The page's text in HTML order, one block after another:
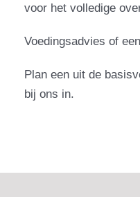
voor het volledige
Voedingsadvies of
Plan een uit de
bij ons in.